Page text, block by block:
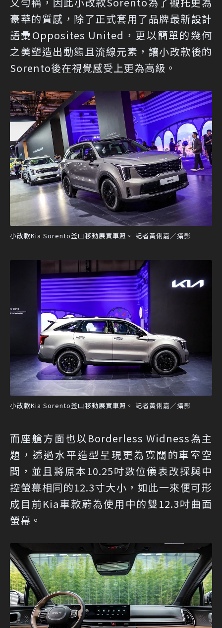
豪華的質感，除了正式套用了品牌最新設計
語彙Opposites United，更以簡單的幾何
之美塑造出動態且流線元素，讓小改款後的
Sorento後在視覺感受上更為高級。
小改款Kia Sorento釜山移動展實車照。 記者黃俐嘉／攝影
小改款Kia Sorento釜山移動展實車照。 記者黃俐嘉／攝影
而座艙方面也以Borderless Widness為主
題，透過水平造型呈現更為寬闊的車室空
間，並且將原本10.25吋數位儀表改採與中
控螢幕相同的12.3寸大小，如此一來便可形
成目前Kia車款蔚為使用中的雙12.3吋曲面
螢幕。